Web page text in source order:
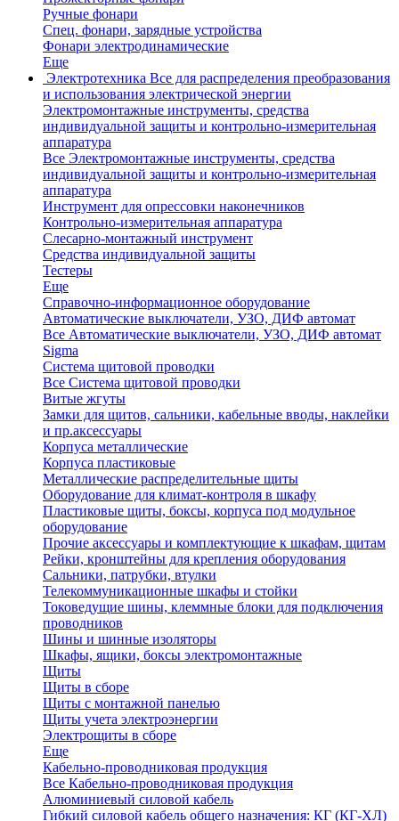
Ручные фонари
Спец. фонари, зарядные устройства
Фонари электродинамические
Еще
Электротехника Все для распределения преобразования
и использования электрической энергии
Электромонтажные инструменты, средства
индивидуальной защиты и контрольно-измерительная
аппаратура
Все Электромонтажные инструменты, средства
индивидуальной защиты и контрольно-измерительная
аппаратура
Инструмент для опрессовки наконечников
Контрольно-измерительная аппаратура
Слесарно-монтажный инструмент
Средства индивидуальной защиты
Тестеры
Еще
Справочно-информационное оборудование
Автоматические выключатели, УЗО, ДИФ автомат
Все Автоматические выключатели, УЗО, ДИФ автомат
Sigma
Система щитовой проводки
Все Система щитовой проводки
Витые жгуты
Замки для щитов, сальники, кабельные вводы, наклейки
и пр.аксессуары
Корпуса металлические
Корпуса пластиковые
Металлические распределительные щиты
Оборудование для климат-контроля в шкафу
Пластиковые щиты, боксы, корпуса под модульное
оборудование
Прочие аксессуары и комплектующие к шкафам, щитам
Рейки, кронштейны для крепления оборудования
Сальники, патрубки, втулки
Телекоммуникационные шкафы и стойки
Токоведущие шины, клеммные блоки для подключения
проводников
Шины и шинные изоляторы
Шкафы, ящики, боксы электромонтажные
Щиты
Щиты в сборе
Щиты с монтажной панелью
Щиты учета электроэнергии
Электрощиты в сборе
Еще
Кабельно-проводниковая продукция
Все Кабельно-проводниковая продукция
Алюминиевый силовой кабель
Гибкий силовой кабель общего назначения: КГ (КГ-ХЛ)